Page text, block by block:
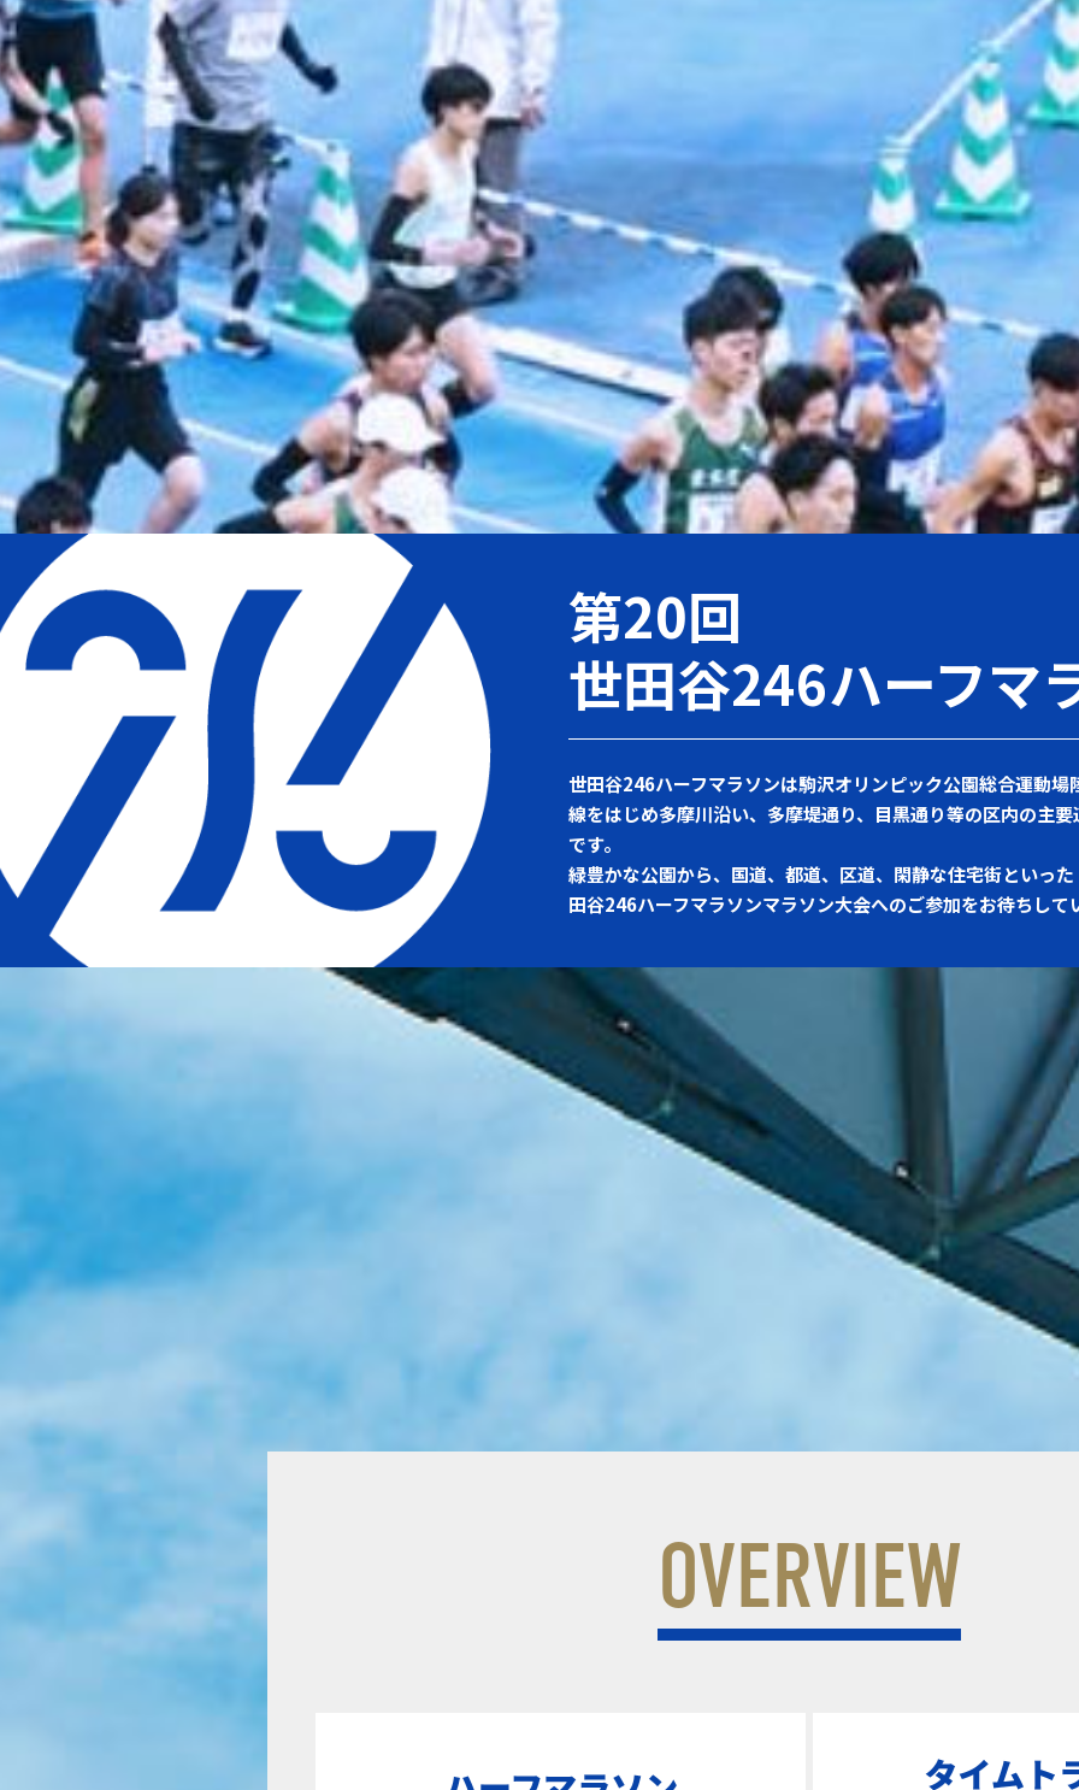
第20回
世田谷246ハーフマ
世田谷246ハーフマラソンは駒沢オリンピック公園総合運動
線をはじめ多摩川沿い、多摩堤通り、目黒通り等の区内の主
です。
緑豊かな公園から、国道、都道、区道、閑静な住宅街といっ
田谷246ハーフマラソンマラソン大会へのご参加をお待ちして
OVERVIEW